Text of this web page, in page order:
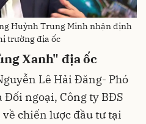
Huỳnh Trung Minh nhận định
trường địa ốc
Xanh" địa ốc
Lê Hải Đăng- Phó
Đối ngoại, Công ty BĐS
chiến lược đầu tư tại